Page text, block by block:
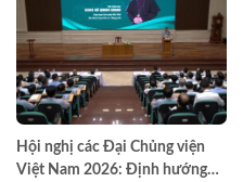
Hội nghị các Đại Chủng viện
Việt Nam 2026: Định hướng